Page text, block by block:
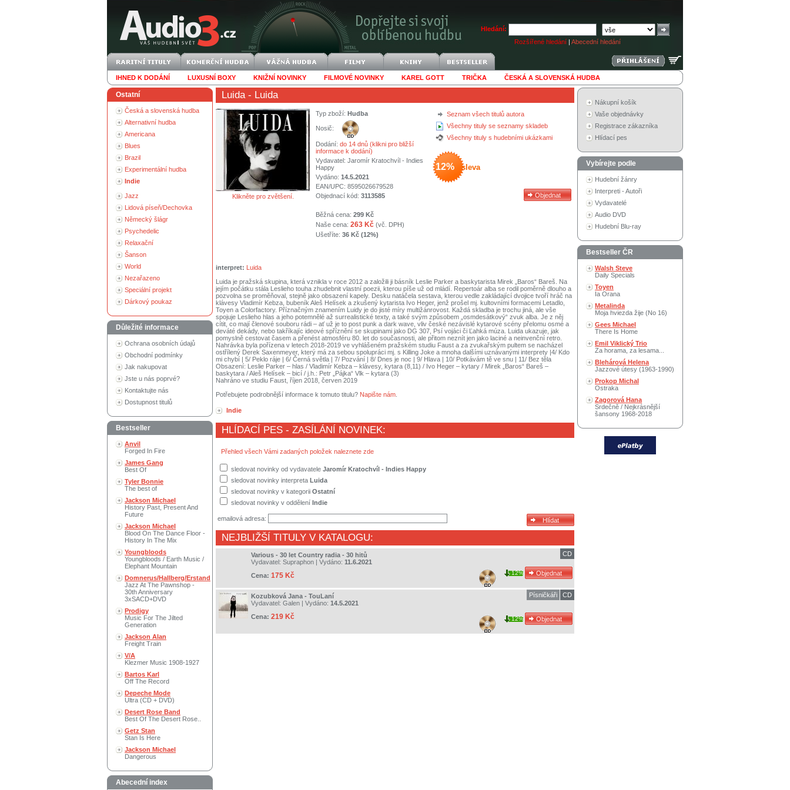
Hledání:
Rozšířené hledání | Abecední hledání
IHNED K DODÁNÍ LUXUSNÍ BOXY KNIŽNÍ NOVINKY FILMOVÉ NOVINKY KAREL GOTT TRIČKA ČESKÁ A SLOVENSKÁ HUDBA
Ostatní
Česká a slovenská hudba
Alternativní hudba
Americana
Blues
Brazil
Experimentální hudba
Indie
Jazz
Lidová píseň/Dechovka
Německý šlágr
Psychedelic
Relaxační
Šanson
World
Nezařazeno
Speciální projekt
Dárkový poukaz
Důležité informace
Ochrana osobních údajů
Obchodní podmínky
Jak nakupovat
Jste u nás poprvé?
Kontaktujte nás
Dostupnost titulů
Bestseller
Anvil
Forged In Fire
James Gang
Best Of
Tyler Bonnie
The best of
Jackson Michael
History Past, Present And
Future
Jackson Michael
Blood On The Dance Floor -
History In The Mix
Youngbloods
Youngbloods / Earth Music /
Elephant Mountain
Domnerus/Hallberg/Erstand
Jazz At The Pawnshop -
30th Anniversary
3xSACD+DVD
Prodigy
Music For The Jilted
Generation
Jackson Alan
Freight Train
V/A
Klezmer Music 1908-1927
Bartos Karl
Off The Record
Depeche Mode
Ultra (CD + DVD)
Desert Rose Band
Best Of The Desert Rose..
Getz Stan
Stan Is Here
Jackson Michael
Dangerous
Abecední index
Luida- Luida
Klikněte pro zvětšení.
Seznam všech titulů autora
Všechny tituly se seznamy skladeb
Všechny tituly s hudebními ukázkami
12% sleva
Typ zboží: Hudba
Nosič:
Dodání: do 14 dnů (klikni pro bližší
informace k dodání)
Vydavatel: Jaromír Kratochvíl - Indies
Happy
Vydáno: 14.5.2021
EAN/UPC: 8595026679528
Objednací kód: 3113585
Běžná cena: 299 Kč
Naše cena: 263 Kč (vč. DPH)
Ušetříte: 36 Kč (12%)
interpret: Luida
Luida je pražská skupina, která vznikla v roce 2012 a založili ji básník Leslie Parker a baskytarista Mirek „Baros“ Bareš. Na
jejím počátku stála Leslieho touha zhudebnit vlastní poezii, kterou píše už od mládí. Repertoár alba se rodil poměrně dlouho a
pozvolna se proměňoval, stejně jako obsazení kapely. Desku natáčela sestava, kterou vedle zakládající dvojice tvoří hráč na
klávesy Vladimír Kebza, bubeník Aleš Helísek a zkušený kytarista Ivo Heger, jenž prošel mj. kultovními formacemi Letadlo,
Toyen a Colorfactory. Příznačným znamením Luidy je do jisté míry multižánrovost. Každá skladba je trochu jiná, ale vše
spojuje Leslieho hlas a jeho potemnělé až surrealistické texty, a také svým způsobem „osmdesátkový“ zvuk alba. Je z něj
cítit, co mají členové souboru rádi – ať už je to post punk a dark wave, vliv české nezávislé kytarové scény přelomu osmé a
deváté dekády, nebo takříkajíc ideové spříznění se skupinami jako DG 307, Psí vojáci či Ľahká múza. Luida ukazuje, jak
pomyslně cestovat časem a přenést atmosféru 80. let do současnosti, ale přitom neznít jen jako laciné a neinvenční retro.
Nahrávka byla pořízena v letech 2018-2019 ve vyhlášeném pražském studiu Faust a za zvukařským pultem se nacházel
ostřílený Derek Saxenmeyer, který má za sebou spolupráci mj. s Killing Joke a mnoha dalšími uznávanými interprety |4/ Kdo
mi chybí | 5/ Peklo ráje | 6/ Černá světla | 7/ Pozvání | 8/ Dnes je noc | 9/ Hlava | 10/ Potkávám tě ve snu | 11/ Bez těla
Obsazení: Leslie Parker – hlas / Vladimír Kebza – klávesy, kytara (8,11) / Ivo Heger – kytary / Mirek „Baros“ Bareš –
baskytara / Aleš Helísek – bicí / j.h.: Petr „Pájka“ Vlk – kytara (3)
Nahráno ve studiu Faust, říjen 2018, červen 2019
Potřebujete podrobnější informace k tomuto titulu? Napište nám
Indie
HLÍDACÍ PES - ZASÍLÁNÍ NOVINEK:
Přehled všech Vámi zadaných položek naleznete zde
sledovat novinky od vydavatele Jaromír Kratochvíl - Indies Happy
sledovat novinky interpreta Luida
sledovat novinky v kategorii Ostatní
sledovat novinky v oddělení Indie
emailová adresa:
NEJBLIŽŠÍ TITULY V KATALOGU:
Various - 30 let Country radia - 30 hitů
Vydavatel: Supraphon | Vydáno: 11.6.2021
Cena: 175 Kč
CD
12%
Kozubková Jana - TouLaní
Vydavatel: Galen | Vydáno: 14.5.2021
Cena: 219 Kč
CD
Písničkáři
12%
Nákupní košík
Vaše objednávky
Registrace zákazníka
Hlídací pes
Vybírejte podle
Hudební žánry
Interpreti - Autoři
Vydavatelé
Audio DVD
Hudební Blu-ray
Bestseller ČR
Walsh Steve
Daily Specials
Toyen
Ia Orana
Metalinda
Moja hviezda žije (No 16)
Gees Michael
There Is Home
Emil Viklický Trio
Za horama, za lesama...
Blehárová Helena
Jazzové útesy (1963-1990)
Prokop Michal
Ostraka
Zagorová Hana
Srdečně / Nejkrásnější
šansony 1968-2018